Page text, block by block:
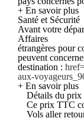
+ En savoir plus
Santé et Sécurité
Avant votre
Affaires
étrangères pour
peuvent
destination :
aux-
+ En savoir plus
Détails du prix
Ce prix TTC
Vols aller